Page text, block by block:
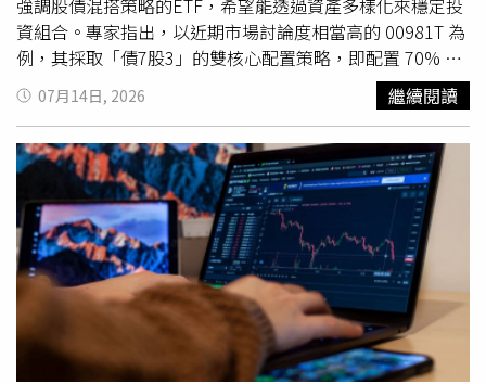
強調股債混搭策略的ETF，希望能透過資產多樣化來穩定投
資組合。專家指出，以近期市場討論度相當高的 00981T 為
例，其採取「債7股3」的雙核心配置策略，即配置 70% 的
全球 BBB 級投資等級公司債，以及 30% 的台灣市值前 25
大權值股。此類設計旨在結合債券的穩定收息與股票的成長
潛力，試圖在不同的市場環境中提供投資人雙重獲利機會。
根據資料顯示，00981T 的預估年化配息率約為 7.9%，相
較於市場上部分美債 ETF（如 00679B、00687B）約4%的
配息率，以及投等債 ETF（如 00720B、00725B、
00751B、00937B）約5%多的水準，在現金流配置上展現
出不同的市場定位。當面臨股市震盪時，資產配置的重要性
更顯突出。專家觀察近期台股波動，以 7 月 6 日為例，台股
下跌 0.48%，多數主動型與市值型 ETF 皆呈現跌勢，而
00981T 則呈現相對逆勢表現。此外，在 6 月 26 日台股大
跌 3.63% 時，市場上多數市值型 ETF 跌幅約落在 3% 至
07月14日, 2026 繼續閱讀